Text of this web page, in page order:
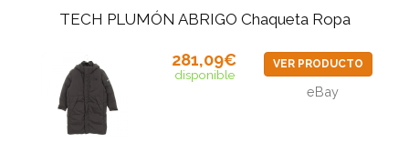
TECH PLUMÓN ABRIGO Chaqueta Ropa
281,09€
disponible
VER PRODUCTO
eBay